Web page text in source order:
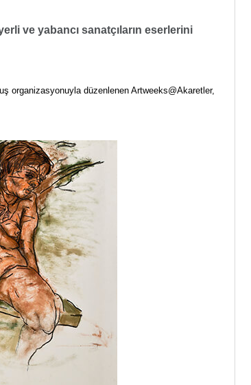
ve yabancı sanatçıların eserlerini
organizasyonuyla düzenlenen Artweeks@Akaretler,